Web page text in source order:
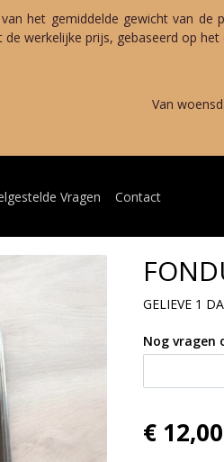
het gemiddelde gewicht van
werkelijke prijs, gebaseerd op
juli tot en met
op dinsdag
Vragen Contact
GELIEVE 1
Nog vragen
€ 12,00